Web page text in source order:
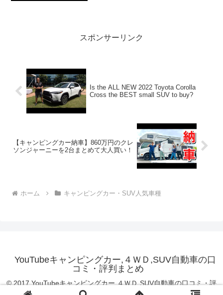
スポンサーリンク
Is the ALL NEW 2022 Toyota Corolla
Cross the BEST small SUV to buy?
【キャンピングカー納車】860万円のクレ
ソンジャーニーを2台まとめて大人買い！
ホーム キャンピングカー・SUV人気車種
YouTubeキャンピングカー,４ＷＤ,SUV自動車の口
コミ・評判まとめ
© 2017 YouTubeキャンピングカー,４ＷＤ,SUV自動車の口コミ・評